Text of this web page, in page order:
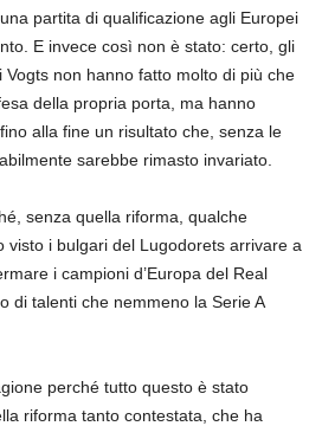
partita di qualificazione agli Europei
E invece così non è stato: certo, gli
non hanno fatto molto di più che
della propria porta, ma hanno
alla fine un risultato che, senza le
sarebbe rimasto invariato.
senza quella riforma, qualche
visto i bulgari del Lugodorets arrivare a
i campioni d’Europa del Real
di talenti che nemmeno la Serie A
perché tutto questo è stato
riforma tanto contestata, che ha